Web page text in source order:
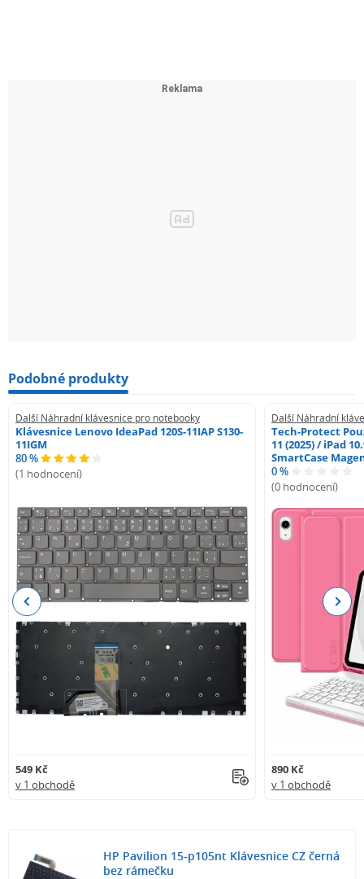
Podobné produkty
Další Náhradní klávesnice pro notebooky
Klávesnice Lenovo IdeaPad 120S-11IAP S130-
11IGM
80 %
(1 hodnocení)
549 Kč
v 1 obchodě
Další Náhradní
Tech-Protect
11 (2025) / iPad
SmartCase
0 %
(0 hodnocení)
890 Kč
v 1 obchodě
Previous Next
HP Pavilion 15-p105nt Klávesnice CZ černá
bez rámečku